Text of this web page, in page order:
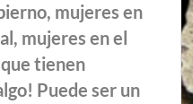
mujeres en
mujeres en el
tienen
Puede ser un